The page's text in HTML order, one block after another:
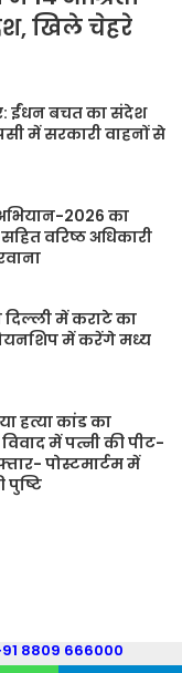
खिले चेहरे
ईंधन बचत का संदेश
में सरकारी वाहनों से
2026 का
वरिष्ठ अधिकारी
दिल्ली में कराटे का
में करेंगे मध्य
हत्या कांड का
में पत्नी की पीट-
पोस्टमार्टम में
8809 666000